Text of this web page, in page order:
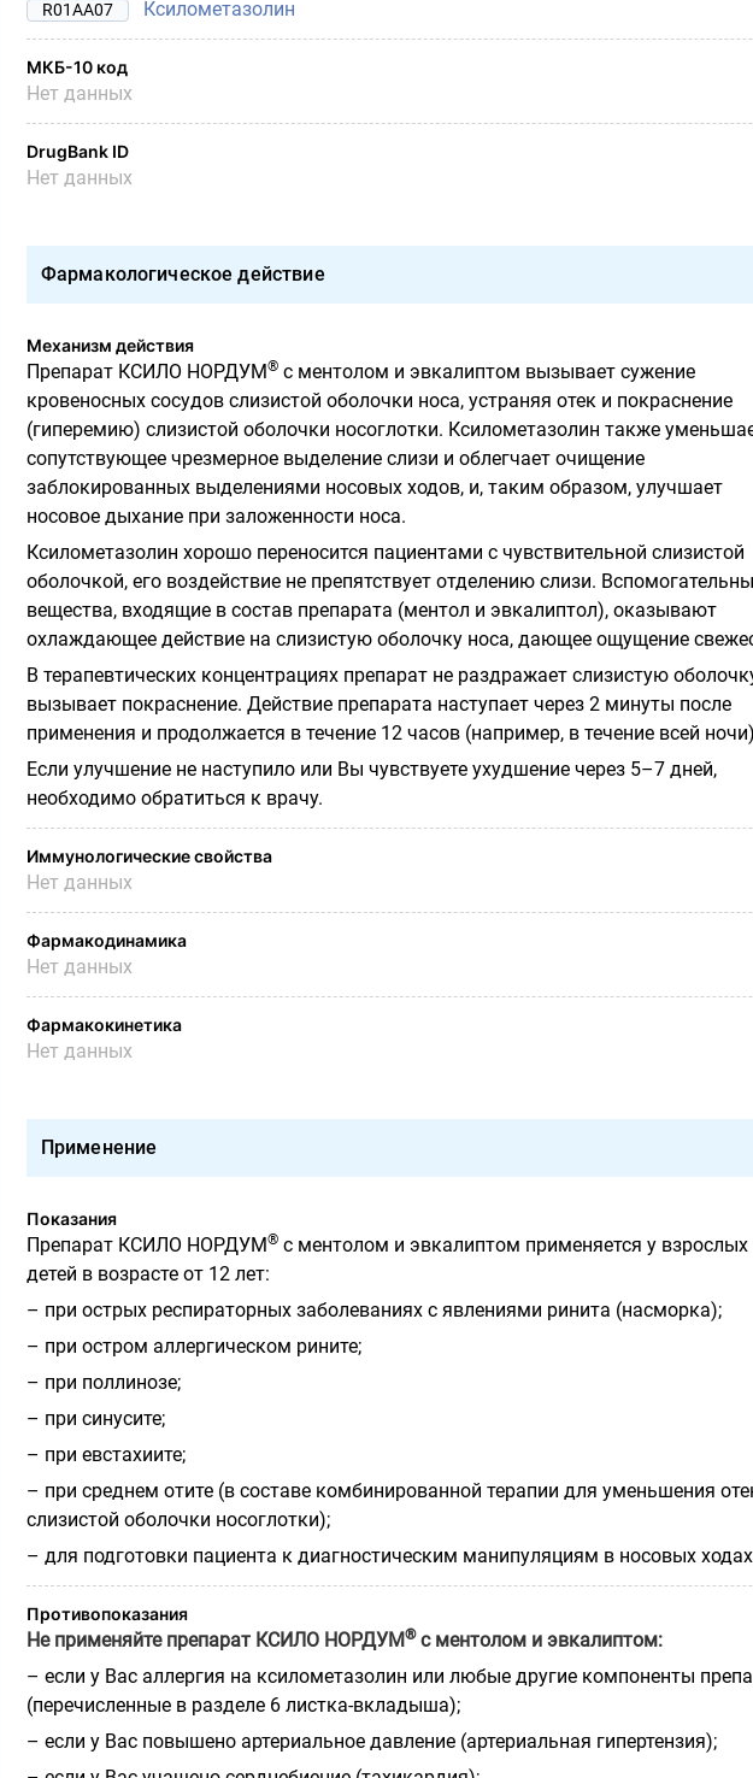
R01AA07 Ксилометазолин
МКБ-10 код
Нет данных
DrugBank ID
Нет данных
Фармакологическое действие
Механизм действия
Препарат КСИЛО НОРДУМ®с ментолом и эвкалиптом вызывает сужение
кровеносных сосудов слизистой оболочки носа, устраняя отек и покраснение
(гиперемию) слизистой оболочки носоглотки. Ксилометазолин также
сопутствующее чрезмерное выделение слизи и облегчает очищение
заблокированных выделениями носовых ходов, и, таким образом, улучшает
носовое дыхание при заложенности носа.
Ксилометазолин хорошо переносится пациентами с чувствительной слизистой
оболочкой, его воздействие не препятствует отделению слизи.
вещества, входящие в состав препарата (ментол и эвкалиптол), оказывают
охлаждающее действие на слизистую оболочку носа, дающее ощущение
В терапевтических концентрациях препарат не раздражает слизистую
вызывает покраснение. Действие препарата наступает через 2 минуты после
применения и продолжается в течение 12 часов (например, в течение всей
Если улучшение не наступило или Вы чувствуете ухудшение через 5–7 дней,
необходимо обратиться к врачу.
Иммунологические свойства
Нет данных
Фармакодинамика
Нет данных
Фармакокинетика
Нет данных
Применение
Показания
Препарат КСИЛО НОРДУМ®с ментолом и эвкалиптом применяется у взрослых
детей в возрасте от 12 лет:
– при острых респираторных заболеваниях с явлениями ринита (насморка);
– при остром аллергическом рините;
– при поллинозе;
– при синусите;
– при евстахиите;
– при среднем отите (в составе комбинированной терапии для уменьшения
слизистой оболочки носоглотки);
– для подготовки пациента к диагностическим манипуляциям в носовых
Противопоказания
Не применяйте препарат КСИЛО НОРДУМ®с ментолом и эвкалиптом:
– если у Вас аллергия на ксилометазолин или любые другие компоненты
(перечисленные в разделе 6 листка-вкладыша);
– если у Вас повышено артериальное давление (артериальная гипертензия);